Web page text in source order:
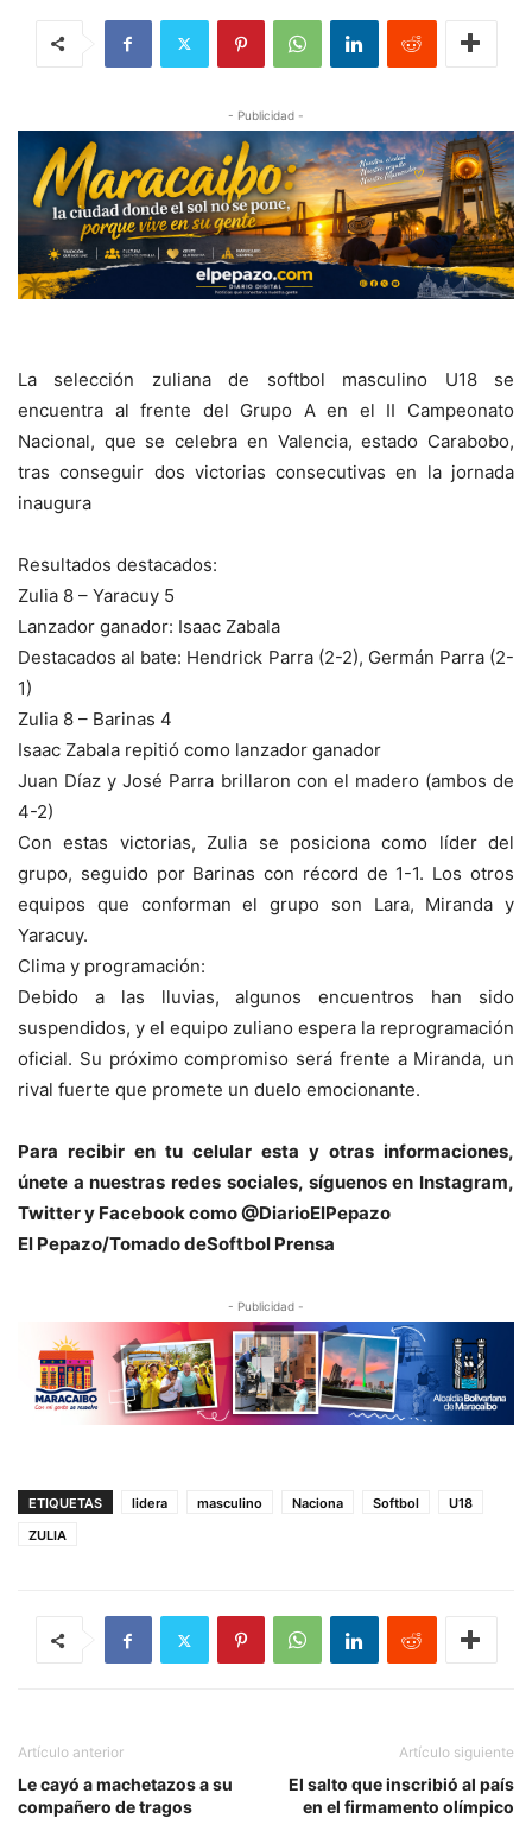
- Publicidad -
La selección zuliana de softbol masculino U18 se
encuentra al frente del Grupo A en el II Campeonato
Nacional, que se celebra en Valencia, estado Carabobo,
tras conseguir dos victorias consecutivas en la jornada
inaugura
Resultados destacados:
Zulia 8 – Yaracuy 5
Lanzador ganador: Isaac Zabala
Destacados al bate: Hendrick Parra (2-2), Germán Parra (2-
1)
Zulia 8 – Barinas 4
Isaac Zabala repitió como lanzador ganador
Juan Díaz y José Parra brillaron con el madero (ambos de
4-2)
Con estas victorias, Zulia se posiciona como líder del
grupo, seguido por Barinas con récord de 1-1. Los otros
equipos que conforman el grupo son Lara, Miranda y
Yaracuy.
Clima y programación:
Debido a las lluvias, algunos encuentros han sido
suspendidos, y el equipo zuliano espera la reprogramación
oficial. Su próximo compromiso será frente a Miranda, un
rival fuerte que promete un duelo emocionante.
Para recibir en tu celular esta y otras informaciones,
únete a nuestras redes sociales, síguenos en Instagram,
Twitter y Facebook como @DiarioElPepazo
El Pepazo/Tomado deSoftbol Prensa
- Publicidad -
ETIQUETAS lidera masculino Naciona Softbol
U18
ZULIA
Artículo anterior
Le cayó a machetazos a su
compañero de tragos
Artículo siguiente
El salto que inscribió al país
en el firmamento olímpico